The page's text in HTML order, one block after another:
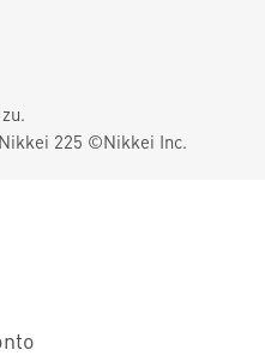
225 ©Nikkei Inc.